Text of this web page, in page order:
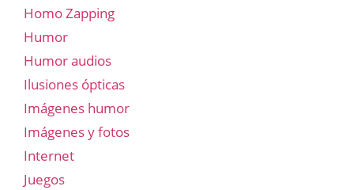
Homo Zapping
Humor
Humor audios
Ilusiones ópticas
Imágenes humor
Imágenes y fotos
Internet
Juegos